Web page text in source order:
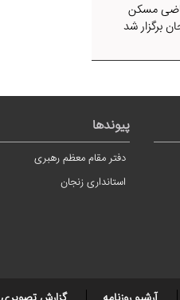
۸۱۲ متقاضی مسکن
برگزار شد
پیوندها
دفتر مقام معظم رهبری
استانداری زنجان